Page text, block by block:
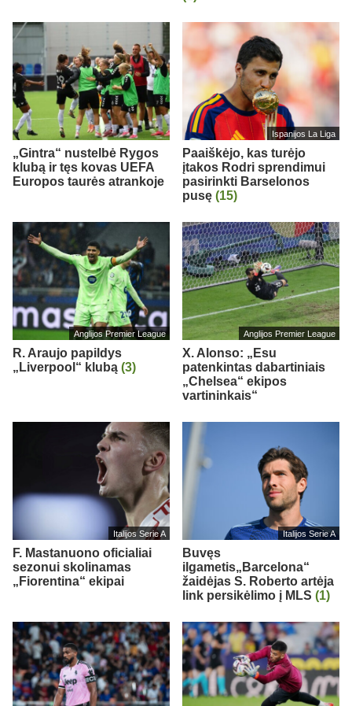
„Gintra“ nustelbė Rygos
klubą ir tęs kovas UEFA
Europos taurės atrankoje
Ispanijos La Liga
Paaiškėjo, kas turėjo
įtakos Rodri sprendimui
pasirinkti Barselonos
pusę (15)
Anglijos Premier League
R. Araujo papildys
„Liverpool“ klubą (3)
Anglijos Premier League
X. Alonso: „Esu
patenkintas dabartiniais
„Chelsea“ ekipos
vartininkais“
Italijos Serie A
F. Mastanuono oficialiai
sezonui skolinamas
„Fiorentina“ ekipai
Italijos Serie A
Buvęs
ilgametis„Barcelona“
žaidėjas S. Roberto artėja
link persikėlimo į MLS (1)